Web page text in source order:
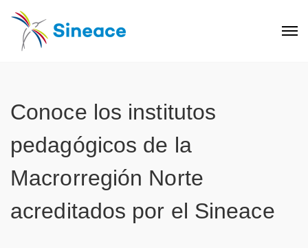
Conoce los institutos
pedagógicos de la
Macrorregión Norte
acreditados por el Sineace